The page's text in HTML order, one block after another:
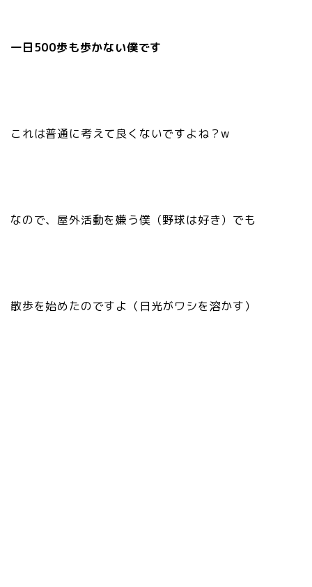
一日500歩も歩かない僕です
これは普通に考えて良くないですよね？w
なので、屋外活動を嫌う僕（野球は好き）でも
散歩を始めたのですよ（日光がワシを溶かす）